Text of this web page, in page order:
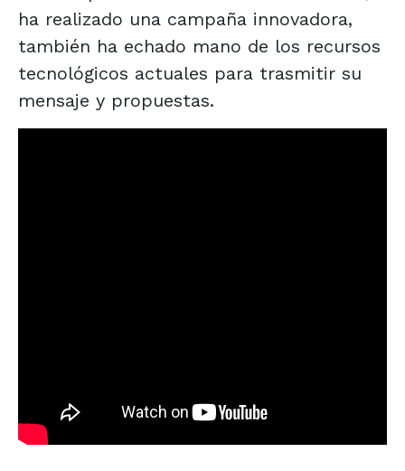
ha realizado una campaña innovadora,
también ha echado mano de los recursos
tecnológicos actuales para trasmitir su
mensaje y propuestas.